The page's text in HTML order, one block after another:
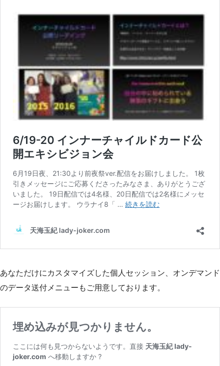
あなただけにカスタマイズした個人セッション、オンデマンド
のデータ送付メニューもご用意しております。